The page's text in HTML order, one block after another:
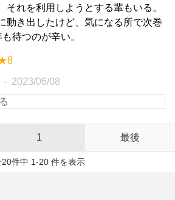
それを利用しようとする輩もいる。
動き出したけど、気になる所で次巻
待つのが辛い。
2023/06/08
1 最後
20件中 1-20 件を表示